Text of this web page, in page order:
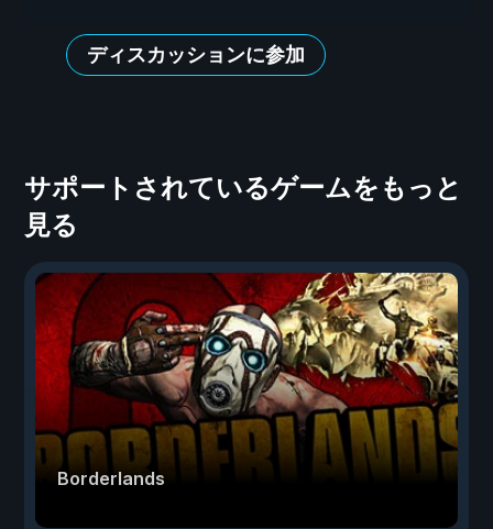
ディスカッションに参加
サポートされているゲームをもっと
見る
Borderlands